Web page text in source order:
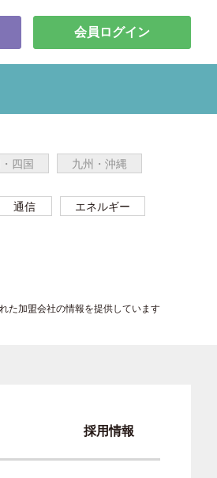
会員ログイン
四国 九州・沖縄
通信 エネルギー
た加盟会社の情報を提供しています
採用情報